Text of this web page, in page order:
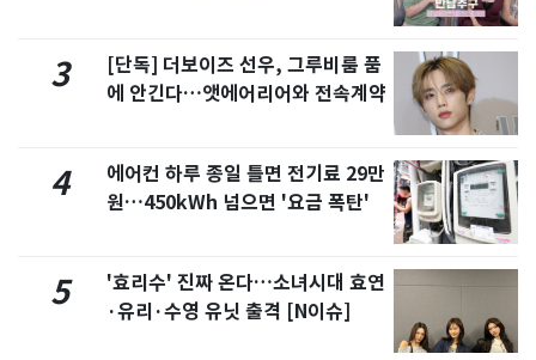
3
[단독] 더보이즈 선우, 그루비룸 품
에 안긴다…앳에어리어와 전속계약
4
에어컨 하루 종일 틀면 전기료 29만
원…450kWh 넘으면 '요금 폭탄'
5
'효리수' 진짜 온다…소녀시대 효연
·유리·수영 유닛 출격 [N이슈]